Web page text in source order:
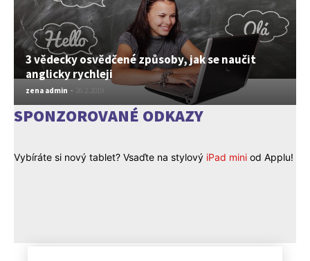
3 vědecky osvědčené způsoby, jak se naučit
anglicky rychleji
zena admin - 26.2.2019
SPONZOROVANÉ ODKAZY
Vybíráte si nový tablet? Vsaďte na stylový iPad mini od Applu!